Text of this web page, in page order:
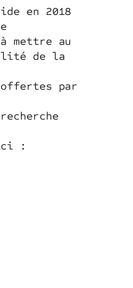
en 2018
mettre au
de la
offertes par
: